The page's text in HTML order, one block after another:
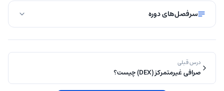
سرفصل‌های دوره
درس قبلی
صرافی‌ غیرمتمرکز (DEX) چیست؟